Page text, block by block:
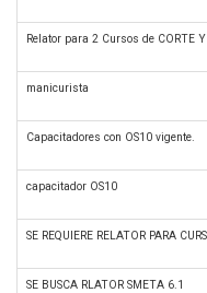
Relator para 2 Cursos de CORTE
manicurista
Capacitadores con OS10 vigente.
capacitador OS10
SE REQUIERE RELATOR PARA
SE BUSCA RLATOR SMETA 6.1